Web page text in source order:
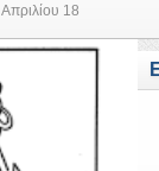
Απριλίου 18